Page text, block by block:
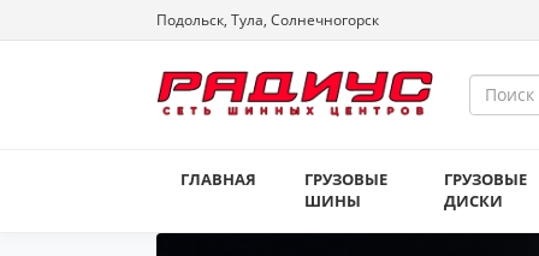
Подольск, Тула, Солнечногорск
ГЛАВНАЯ
ГРУЗОВЫЕ
ШИНЫ
ГРУЗОВЫЕ
ДИСКИ